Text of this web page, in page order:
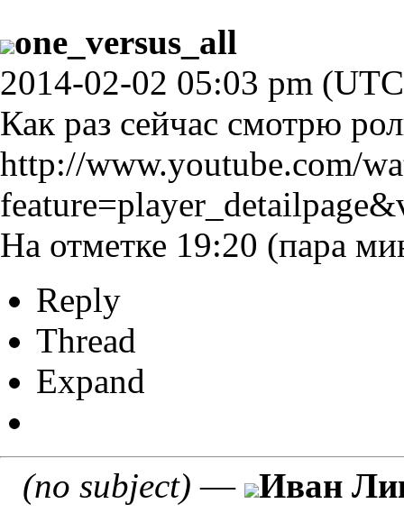
one_versus_all
2014-02-02 05:03 pm
Как раз сейчас смотрю
http://www.youtube.com/
На отметке 19:20 (пара
Reply
Thread
Expand
(no subject) —
Иван